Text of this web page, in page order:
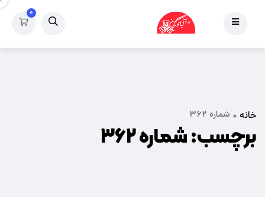
۰
خانه شماره ۳۶۲
برچسب:شماره ۳۶۲